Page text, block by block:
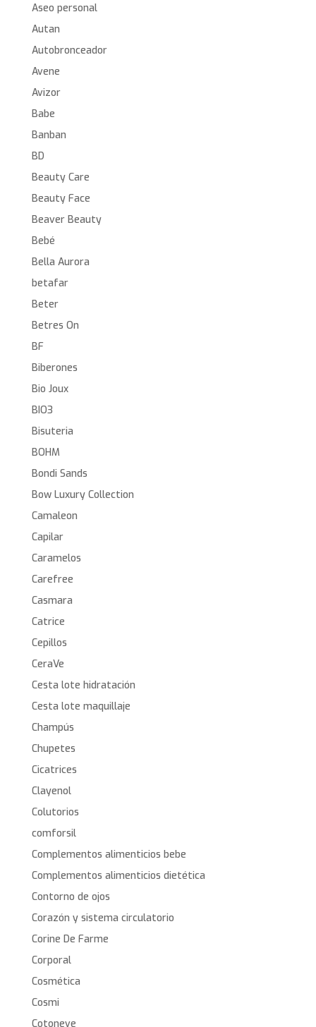
Aseo personal
Autan
Autobronceador
Avene
Avizor
Babe
Banban
BD
Beauty Care
Beauty Face
Beaver Beauty
Bebé
Bella Aurora
betafar
Beter
Betres On
BF
Biberones
Bio Joux
BIO3
Bisuteria
BOHM
Bondi Sands
Bow Luxury Collection
Camaleon
Capilar
Caramelos
Carefree
Casmara
Catrice
Cepillos
CeraVe
Cesta lote hidratación
Cesta lote maquillaje
Champús
Chupetes
Cicatrices
Clayenol
Colutorios
comforsil
Complementos alimenticios bebe
Complementos alimenticios dietética
Contorno de ojos
Corazón y sistema circulatorio
Corine De Farme
Corporal
Cosmética
Cosmi
Cotoneve